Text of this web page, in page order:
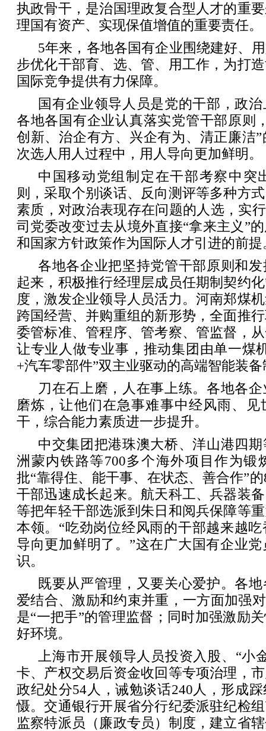
执政骨干，是治国理政复合型人才的重
理国有资产、实现保值增值的重要责任。
5年来，各地各国有企业围绕建好、
步优化干部育、选、管、用工作，为打
国际竞争提供有力保障。
国有企业领导人员是党的干部，政
各地各国有企业认真落实党管干部原则
创新、治企有方、兴企有为、清正廉洁
次选人用人过程中，用人导向更加鲜明。
中国移动党组制定在干部考察中突
则，采取个别谈话、反向测评等多种方
素质，对政治表现存在问题的人选，实
司党委改变过去从境外直接“拿来主义”
和国家方针政策作为国际人才引进的前提
各地各企业把坚持党管干部原则和
起来，积极推行经理层成员任期制契约
度，激发企业领导人员活力。河南郑煤
跨国经营、并购重组的新形势，全面推
委管标准、管程序、管考察、管监督，
让专业人做专业事，推动集团由单一煤
+汽车零部件”双主业驱动的高端智能装
刀在石上磨，人在事上练。各地各
磨炼，让他们在急事难事中经风雨、
干，综合能力素质进一步提升。
中交集团把港珠澳大桥、洋山港四
洲蒙内铁路等700多个海外项目作为锻
批“靠得住、能干事、在状态、善合作”
干部迅速成长起来。航天科工、兵器装
等把年轻干部选派到朱日和阅兵保障等
本领。“吃劲岗位经风雨的干部越来越
导向更加鲜明了。”这在广大国有企业
识。
既要从严管理，又要关心爱护。各
爱结合、激励和约束并重，一方面加强
是“一把手”的管理监督；同时加强激励
好环境。
上海市开展领导人员投资入股、“小
卡、产权交易后资金收回等专项治理，
政纪处分54人，诫勉谈话240人，形成
慑。交通银行开展省分行纪委派驻纪检
监察特派员（廉政专员）制度，建立省